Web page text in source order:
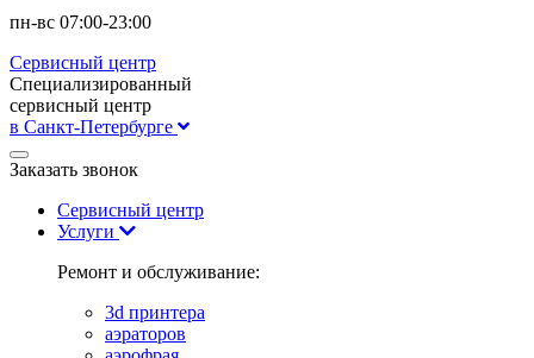
пн-вс 07:00-23:00
Сервисный центр
Специализированный
сервисный центр
в Санкт-Петербурге
Заказать звонок
Сервисный центр
Услуги
Ремонт и обслуживание:
3d принтера
аэраторов